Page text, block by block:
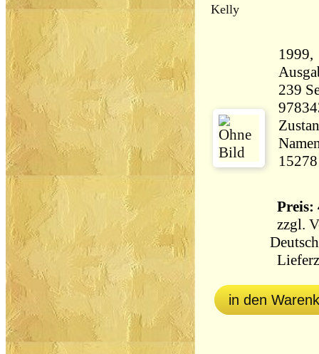
Kelly
1999,
239 Seiten
15278
Preis:
zzgl.
in den